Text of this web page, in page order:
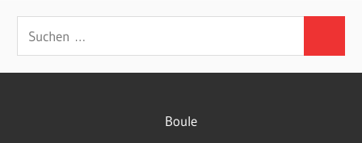
Suchen
nach:
Boule